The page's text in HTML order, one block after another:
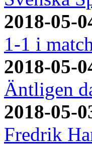
2018-05-
1-1 i
2018-05-
Äntligen
2018-05-
Fredrik